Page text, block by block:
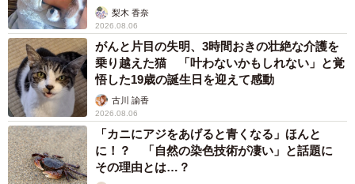
梨木 香奈
2026.08.06
がんと片目の失明、3時間おきの壮絶な介護を
乗り越えた猫 「叶わないかもしれない」と覚
悟した19歳の誕生日を迎えて感動
古川 諭香
2026.08.06
「カニにアジをあげると青くなる」ほんと
に！？ 「自然の染色技術が凄い」と話題に
その理由とは…？